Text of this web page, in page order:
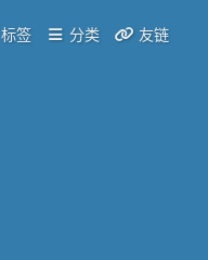
标签 分类 友链